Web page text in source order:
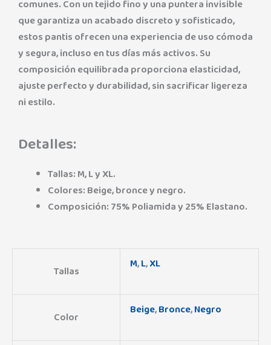
comunes. Con un tejido fino y una puntera invisible
que garantiza un acabado discreto y sofisticado,
estos pantis ofrecen una experiencia de uso cómoda
y segura, incluso en tus días más activos. Su
composición equilibrada proporciona elasticidad,
ajuste perfecto y durabilidad, sin sacrificar ligereza
ni estilo.
Detalles:
Tallas: M, L y XL.
Colores: Beige, bronce y negro.
Composición: 75% Poliamida y 25% Elastano.
Tallas M,L,XL
Color Beige,Bronce,Negro